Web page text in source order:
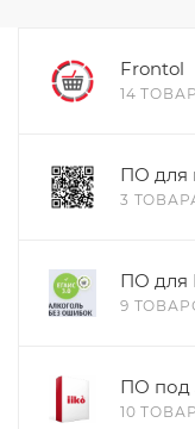
Frontol
14
ПО для
3
ПО для
9
ПО под
10